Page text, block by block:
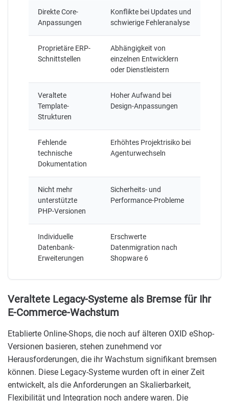
Direkte Core-
Anpassungen
Konflikte bei Updates und
schwierige Fehleranalyse
Proprietäre ERP-
Schnittstellen
Abhängigkeit von
einzelnen Entwicklern
oder Dienstleistern
Veraltete
Template-
Strukturen
Hoher Aufwand bei
Design-Anpassungen
Fehlende
technische
Dokumentation
Erhöhtes Projektrisiko bei
Agenturwechseln
Nicht mehr
unterstützte
PHP-Versionen
Sicherheits- und
Performance-Probleme
Individuelle
Datenbank-
Erweiterungen
Erschwerte
Datenmigration nach
Shopware 6
Veraltete Legacy-Systeme als Bremse für Ihr
E-Commerce-Wachstum
Etablierte Online-Shops, die noch auf älteren OXID eShop-
Versionen basieren, stehen zunehmend vor
Herausforderungen, die ihr Wachstum signifikant bremsen
können. Diese Legacy-Systeme wurden oft in einer Zeit
entwickelt, als die Anforderungen an Skalierbarkeit,
Flexibilität und Integration noch andere waren. Die